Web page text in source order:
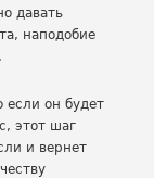
давать
наподобие
если он будет
этот шаг
и вернет